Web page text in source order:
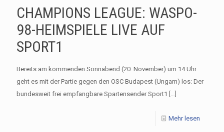
CHAMPIONS LEAGUE: WASPO-
98-HEIMSPIELE LIVE AUF
SPORT1
Bereits am kommenden Sonnabend (20. November) um 14 Uhr
geht es mit der Partie gegen den OSC Budapest (Ungarn) los: Der
bundesweit frei empfangbare Spartensender Sport1 […]
Mehr lesen